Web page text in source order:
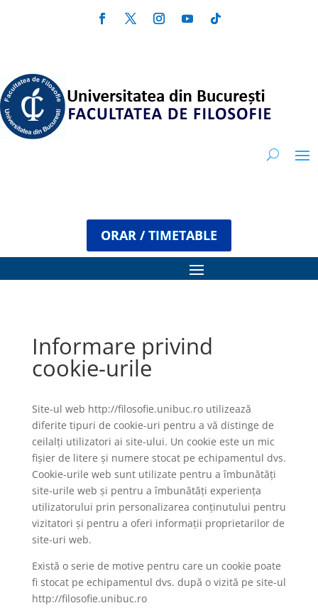
ORAR / TIMETABLE
Informare privind
cookie-urile
Site-ul web http://filosofie.unibuc.ro utilizează
diferite tipuri de cookie-uri pentru a vă distinge de
ceilalți utilizatori ai site-ului. Un cookie este un mic
fișier de litere și numere stocat pe echipamentul dvs.
Cookie-urile web sunt utilizate pentru a îmbunătăți
site-urile web și pentru a îmbunătăți experiența
utilizatorului prin personalizarea conținutului pentru
vizitatori și pentru a oferi informații proprietarilor de
site-uri web.
Există o serie de motive pentru care un cookie poate
fi stocat pe echipamentul dvs. după o vizită pe site-ul
http://filosofie.unibuc.ro